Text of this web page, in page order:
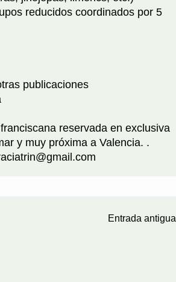
reducidos coordinados por 5
publicaciones
reservada en exclusiva
y muy próxima a Valencia. .
Entrada antigua